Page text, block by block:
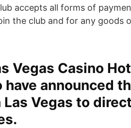
accepts all forms of
the club and for any goods
Vegas Casino
have announced
Las Vegas to